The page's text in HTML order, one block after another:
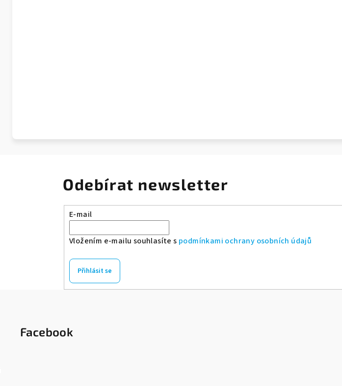
Odebírat newsletter
E-mail
Vložením e-mailu souhlasíte s podmínkami ochrany osobních údajů
Přihlásit se
Facebook